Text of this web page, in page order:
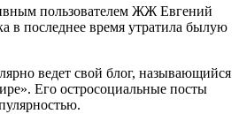
пользователем ЖЖ Евгений
в последнее время утратила былую
ведет свой блог, называющийся
Его остросоциальные посты